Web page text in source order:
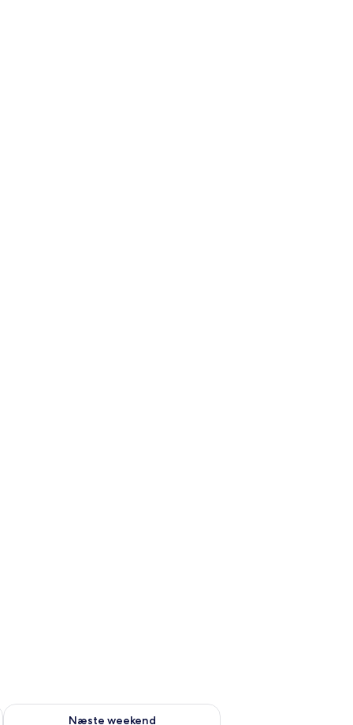
aug. 7 - aug. 9
Næste weekend
Tjek tilgængelighed for næste weekend aug. 14 - aug. 16